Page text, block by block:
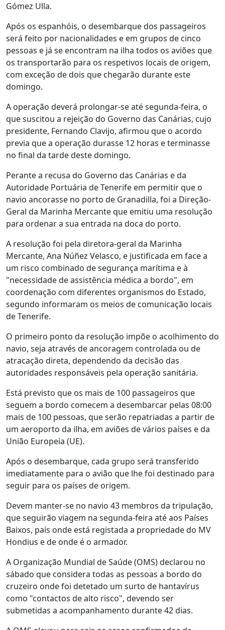
Gómez Ulla.
Após os espanhóis, o desembarque dos passageiros
será feito por nacionalidades e em grupos de cinco
pessoas e já se encontram na ilha todos os aviões que
os transportarão para os respetivos locais de origem,
com exceção de dois que chegarão durante este
domingo.
A operação deverá prolongar-se até segunda-feira, o
que suscitou a rejeição do Governo das Canárias, cujo
presidente, Fernando Clavijo, afirmou que o acordo
previa que a operação durasse 12 horas e terminasse
no final da tarde deste domingo.
Perante a recusa do Governo das Canárias e da
Autoridade Portuária de Tenerife em permitir que o
navio ancorasse no porto de Granadilla, foi a Direção-
Geral da Marinha Mercante que emitiu uma resolução
para ordenar a sua entrada na doca do porto.
A resolução foi pela diretora-geral da Marinha
Mercante, Ana Núñez Velasco, e justificada em face a
um risco combinado de segurança marítima e à
"necessidade de assistência médica a bordo", em
coordenação com diferentes organismos do Estado,
segundo informaram os meios de comunicação locais
de Tenerife.
O primeiro ponto da resolução impõe o acolhimento do
navio, seja através de ancoragem controlada ou de
atracação direta, dependendo da decisão das
autoridades responsáveis pela operação sanitária.
Está previsto que os mais de 100 passageiros que
seguem a bordo comecem a desembarcar pelas 08:00
mais de 100 pessoas, que serão repatriadas a partir de
um aeroporto da ilha, em aviões de vários países e da
União Europeia (UE).
Após o desembarque, cada grupo será transferido
imediatamente para o avião que lhe foi destinado para
seguir para os países de origem.
Devem manter-se no navio 43 membros da tripulação,
que seguirão viagem na segunda-feira até aos Países
Baixos, país onde está registada a propriedade do MV
Hondius e de onde é o armador.
A Organização Mundial de Saúde (OMS) declarou no
sábado que considera todas as pessoas a bordo do
cruzeiro onde foi detetado um surto de hantavírus
como "contactos de alto risco", devendo ser
submetidas a acompanhamento durante 42 dias.